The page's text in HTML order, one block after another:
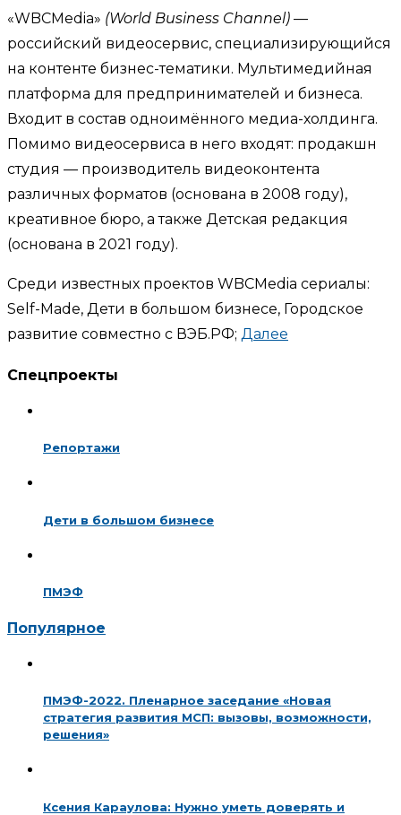
«WBCMedia» (World Business Channel) —
российский видеосервис, специализирующийся
на контенте бизнес-тематики. Мультимедийная
платформа для предпринимателей и бизнеса.
Входит в состав одноимённого медиа-холдинга.
Помимо видеосервиса в него входят: продакшн
студия — производитель видеоконтента
различных форматов (основана в 2008 году),
креативное бюро, а также Детская редакция
(основана в 2021 году).
Среди известных проектов WBCMedia сериалы:
Self-Made, Дети в большом бизнесе, Городское
развитие совместно с ВЭБ.РФ; Далее
Спецпроекты
Репортажи
Дети в большом бизнесе
ПМЭФ
Популярное
ПМЭФ-2022. Пленарное заседание «Новая
стратегия развития МСП: вызовы, возможности,
решения»
Ксения Караулова: Нужно уметь доверять и